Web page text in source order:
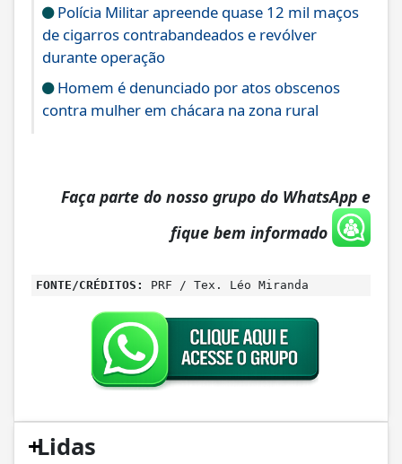
Polícia Militar apreende quase 12 mil maços
de cigarros contrabandeados e revólver
durante operação
Homem é denunciado por atos obscenos
contra mulher em chácara na zona rural
Faça parte do nosso grupo do WhatsApp e
fique bem informado
FONTE/CRÉDITOS: PRF / Tex. Léo Miranda
+
Lidas